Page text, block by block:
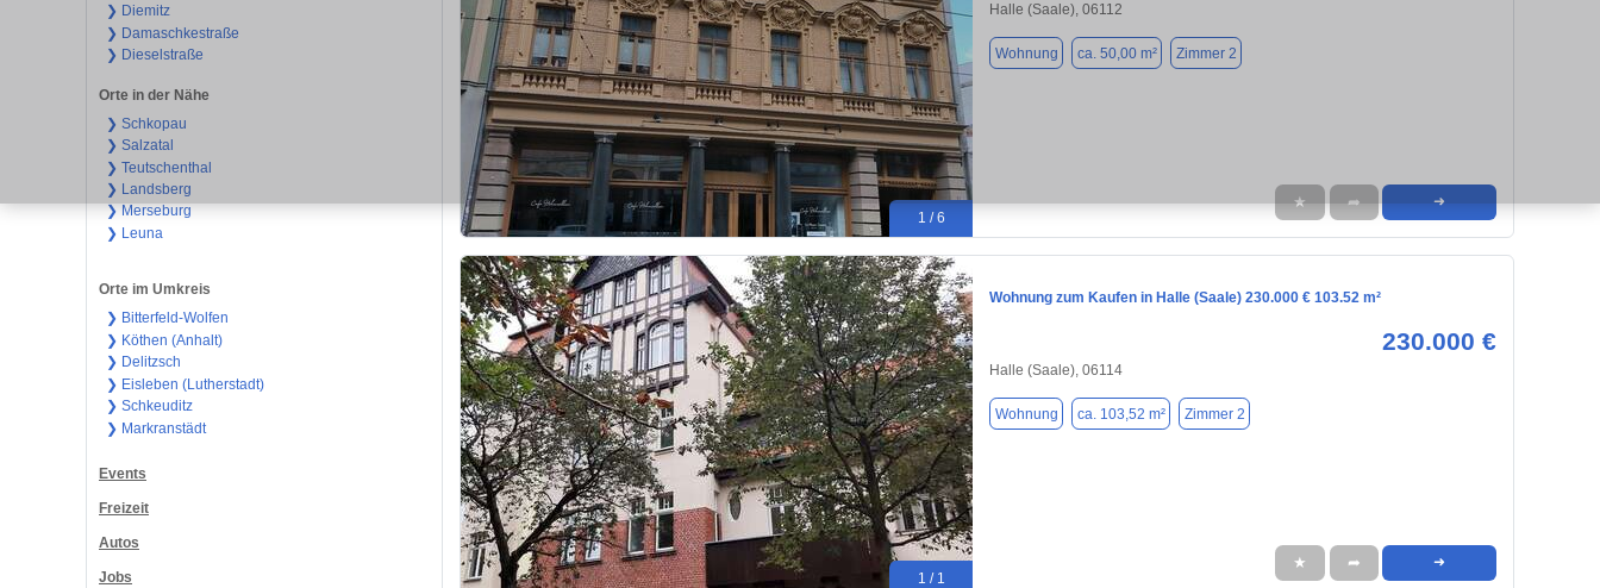
❯ Diemitz
❯ Damaschkestraße
❯ Dieselstraße
Orte in der Nähe
❯ Schkopau
❯ Salzatal
❯ Teutschenthal
❯ Landsberg
❯ Merseburg
❯ Leuna
Orte im Umkreis
❯ Bitterfeld-Wolfen
❯ Köthen (Anhalt)
❯ Delitzsch
❯ Eisleben (Lutherstadt)
❯ Schkeuditz
❯ Markranstädt
Events
Freizeit
Autos
Jobs
1 / 6
Halle (Saale), 06112
Wohnung ca. 50,00 m² Zimmer 2
★ ➦ ➜
1 / 1
Wohnung zum Kaufen in Halle (Saale) 230.000 € 103.52 m²
230.000 €
Halle (Saale), 06114
Wohnung ca. 103,52 m² Zimmer 2
★ ➦ ➜